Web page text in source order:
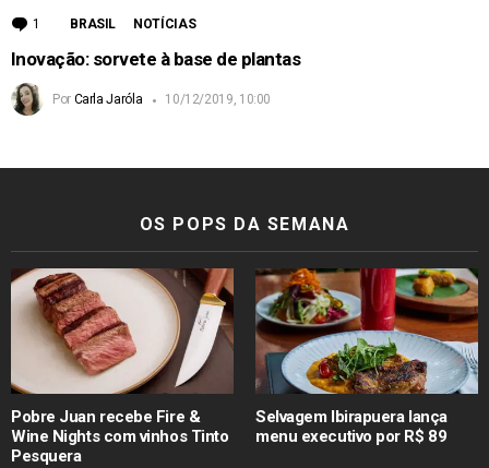
1 Comment
BRASIL NOTÍCIAS
Inovação: sorvete à base de plantas
Por Carla Jaróla 10/12/2019, 10:00
OS POPS DA SEMANA
Pobre Juan recebe Fire &
Wine Nights com vinhos Tinto
Pesquera
Selvagem Ibirapuera lança
menu executivo por R$ 89